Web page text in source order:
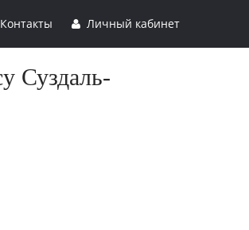
Контакты Личный кабинет
Суздаль-